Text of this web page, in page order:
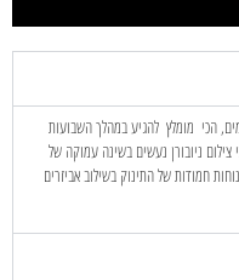
האידיאלית להצטלם לצילומי ניובורן היא עד 14 ימים, הכי מומלץ להגיע במהלך השבועות
ניובורן נעשים בשינה עמוקה של
חמודות של התינוק בשילוב אביזרים